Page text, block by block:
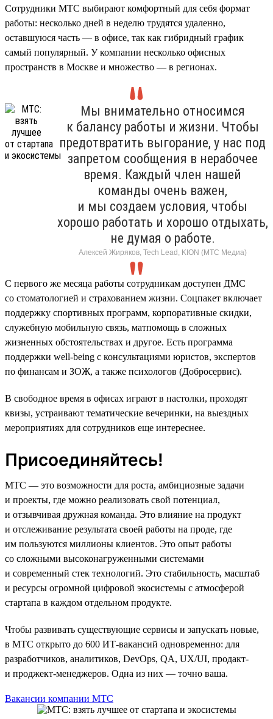
Сотрудники МТС выбирают комфортный для себя формат
работы: несколько дней в неделю трудятся удаленно,
оставшуюся часть — в офисе, так как гибридный график
самый популярный. У компании несколько офисных
пространств в Москве и множество — в регионах.
Мы внимательно относимся
к балансу работы и жизни. Чтобы
предотвратить выгорание, у нас под
запретом сообщения в нерабочее
время. Каждый член нашей
команды очень важен,
и мы создаем условия, чтобы
хорошо работать и хорошо отдыхать,
не думая о работе.
Алексей Жиряков, Tech Lead, KION (МТС Медиа)
С первого же месяца работы сотрудникам доступен ДМС
со стоматологией и страхованием жизни. Соцпакет включает
поддержку спортивных программ, корпоративные скидки,
служебную мобильную связь, матпомощь в сложных
жизненных обстоятельствах и другое. Есть программа
поддержки well-being с консультациями юристов, экспертов
по финансам и ЗОЖ, а также психологов (Добросервис).
В свободное время в офисах играют в настолки, проходят
квизы, устраивают тематические вечеринки, на выездных
мероприятиях для сотрудников еще интереснее.
Присоединяйтесь!
МТС — это возможности для роста, амбициозные задачи
и проекты, где можно реализовать свой потенциал,
и отзывчивая дружная команда. Это влияние на продукт
и отслеживание результата своей работы на проде, где
им пользуются миллионы клиентов. Это опыт работы
со сложными высоконагруженными системами
и современный стек технологий. Это стабильность, масштаб
и ресурсы огромной цифровой экосистемы с атмосферой
стартапа в каждом отдельном продукте.
Чтобы развивать существующие сервисы и запускать новые,
в МТС открыто до 600 ИТ-вакансий одновременно: для
разработчиков, аналитиков, DevOps, QA, UX/UI, продакт-
и проджект-менеджеров. Одна из них — точно ваша.
Вакансии компании МТС